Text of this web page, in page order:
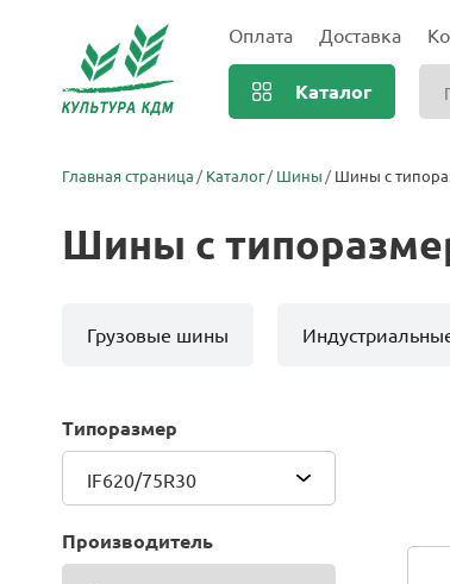
Оплата Доставка
Каталог
Главная страница Каталог Шины Шины с
Шины с
Грузовые шины
Типоразмер
IF620/75R30
Производитель